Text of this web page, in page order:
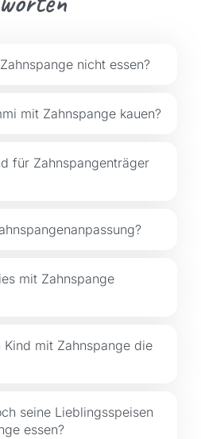
nicht essen?
mit Zahnspange kauen?
für Zahnspangenträger
mit Zahnspange
mit Zahnspange die
seine Lieblingsspeisen
essen?